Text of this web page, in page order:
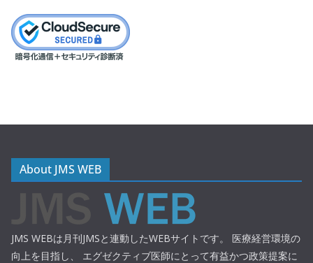
About JMS WEB
JMS WEBは月刊JMSと連動したWEBサイトです。 医療経営環境の
向上を目指し、 エグゼクティブ医師にとって有益かつ政策提案に